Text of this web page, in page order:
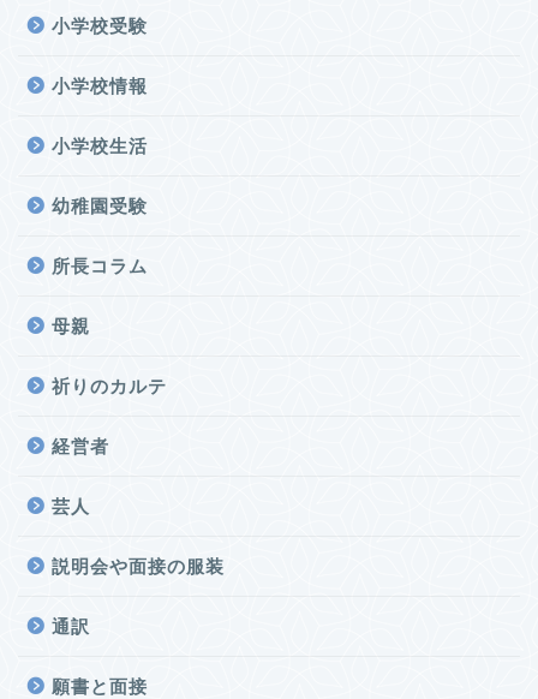
小学校受験
小学校情報
小学校生活
幼稚園受験
所長コラム
母親
祈りのカルテ
経営者
芸人
説明会や面接の服装
通訳
願書と面接